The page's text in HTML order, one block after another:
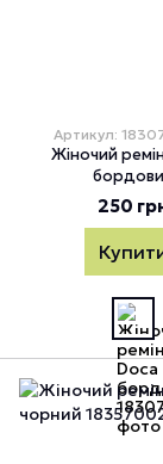
Артикул:
Жіночий
250